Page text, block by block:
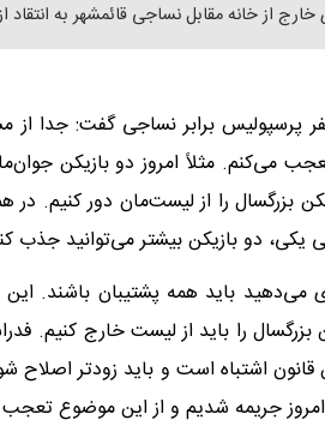
از خانه مقابل نساجی قائمشهر به انتقاد
پرسپولیس برابر نساجی گفت: جدا از
می‌کنم. مثلاً امروز دو بازیکن
بزرگسال را از لیست‌مان دور کنیم.
یکی، دو بازیکن بیشتر می‌توانید جذب
می‌دهید باید همه پشتیبان باشند. این
را باید از لیست خارج کنیم.
اشتباه است و باید زودتر اصلاح
امروز جریمه شدیم و از این موضوع